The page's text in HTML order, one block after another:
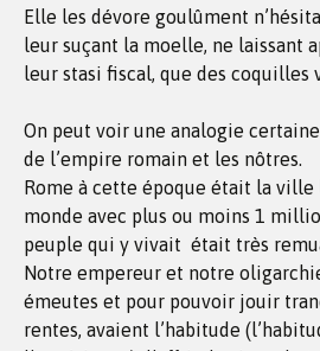
Elle les dévore goulûment
leur suçant la moelle, ne laissant
leur stasi fiscal, que des coquilles
On peut voir une analogie
de l’empire romain et les nôtres.
Rome à cette époque était la ville
monde avec plus ou moins 1
peuple qui y vivait était très
Notre empereur et notre
émeutes et pour pouvoir jouir
rentes, avaient l’habitude